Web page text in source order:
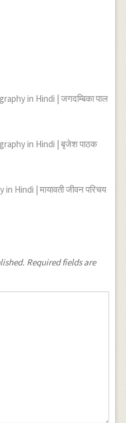
in Hindi | जगदम्बिका पाल
in Hindi | बृजेश पाठक
Hindi | मायावती जीवन परिचय
Required fields are